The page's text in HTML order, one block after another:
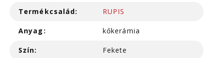
Termékcsalád: RUPIS
Anyag: kőkerámia
Szín: Fekete